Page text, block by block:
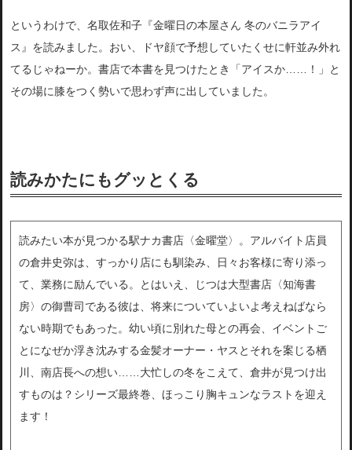
というわけで、名取佐和子『金曜日の本屋さん 冬のバニラアイ
ス』を読みました。おい、ドヤ顔で予想していたくせに軒並み外れ
てるじゃねーか。書店で本書を見つけたとき「アイスか……！」と
その場に膝をつく勢いで思わず声に出していました。
読みかたにもグッとくる
読みたい本が見つかる駅ナカ書店〈金曜堂〉。アルバイト店員
の倉井史弥は、すっかり店にも馴染み、日々お客様に寄り添っ
て、業務に励んでいる。とはいえ、じつは大型書店〈知海書
房〉の御曹司である彼は、将来についていよいよ考えねばなら
ない時期でもあった。幼い頃に別れた母との再会、イベントご
とになぜか浮き沈みする金髪オーナー・ヤスとそれを案じる栖
川、南店長への想い……大忙しの冬をこえて、倉井が見つけ出
すものは？シリーズ最終巻、ほっこり胸キュンなラストを迎え
ます！